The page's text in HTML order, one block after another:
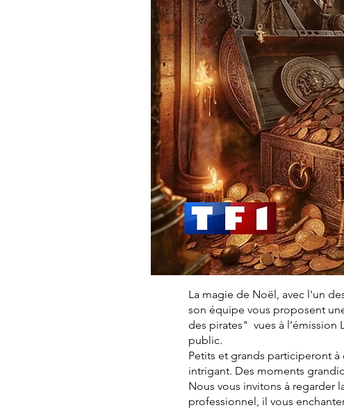
La magie de Noël, avec l'un
son équipe vous proposent
des pirates" vues à l’émission
public.
Petits et grands participeront
intrigant. Des moments
Nous vous invitons à regarder
professionnel, il vous